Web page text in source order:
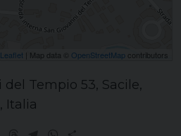
Leaflet | Map data © OpenStreetMap contributors
Tempio 53, Sacile,
Italia